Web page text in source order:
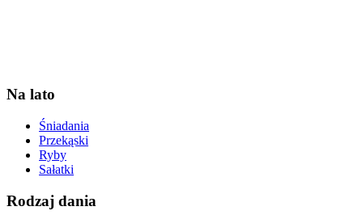
Na lato
Śniadania
Przekąski
Ryby
Sałatki
Rodzaj dania